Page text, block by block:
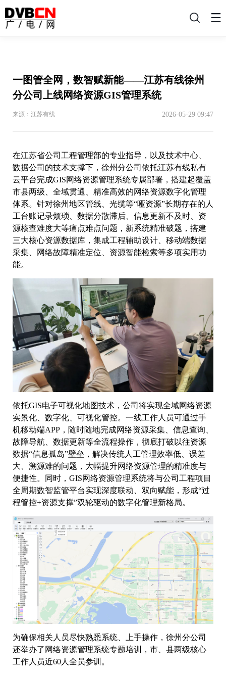
搜
一图管全网，数智赋新能——江苏有线徐州
分公司上线网络资源GIS管理系统
来源：江苏有线 2026-05-29 09:47
在江苏省公司工程管理部的专业指导，以及技术中心、
数据公司的技术支撑下，徐州分公司依托江苏有线私有
云平台完成GIS网络资源管理系统专属部署，搭建起覆盖
市县两级、全域贯通、精准高效的网络资源数字化管理
体系。针对徐州地区管线、光缆等“哑资源”长期存在的人
工台账记录烦琐、数据分散滞后、信息更新不及时、资
源核查难度大等痛点难点问题，新系统精准破题，搭建
三大核心资源数据库，集成工程辅助设计、移动端数据
采集、网络故障精准定位、资源智能检索等多项实用功
能。
依托GIS电子可视化地图技术，公司将实现全域网络资源
实景化、数字化、可视化管控。一线工作人员可通过手
机移动端APP，随时随地完成网络资源采集、信息查询、
故障导航、数据更新等全流程操作，彻底打破以往资源
数据“信息孤岛”壁垒，解决传统人工管理效率低、误差
大、溯源难的问题，大幅提升网络资源管理的精准度与
便捷性。同时，GIS网络资源管理系统将与公司工程项目
全周期数智监管平台实现深度联动、双向赋能，形成“过
程管控+资源支撑”双轮驱动的数字化管理新格局。
为确保相关人员尽快熟悉系统、上手操作，徐州分公司
还举办了网络资源管理系统专题培训，市、县两级核心
工作人员近60人全员参训。